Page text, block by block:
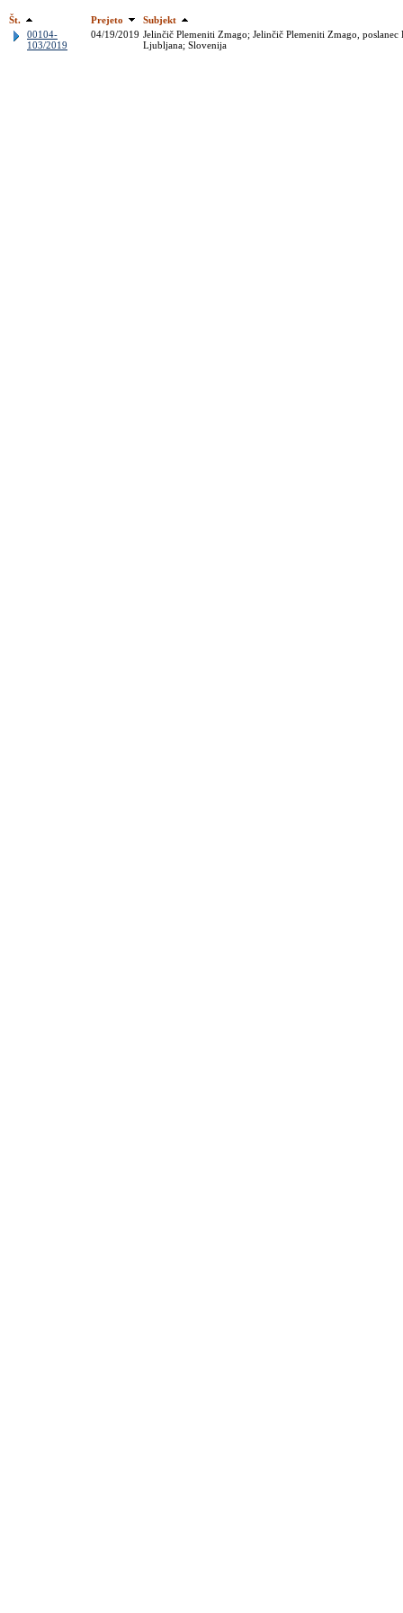
Št. Prejeto
Subjekt
00104-
103/2019
04/19/2019 Jelinčič Plemeniti Zmago; Jelinčič Plemeniti Zmago,
Ljubljana; Slovenija